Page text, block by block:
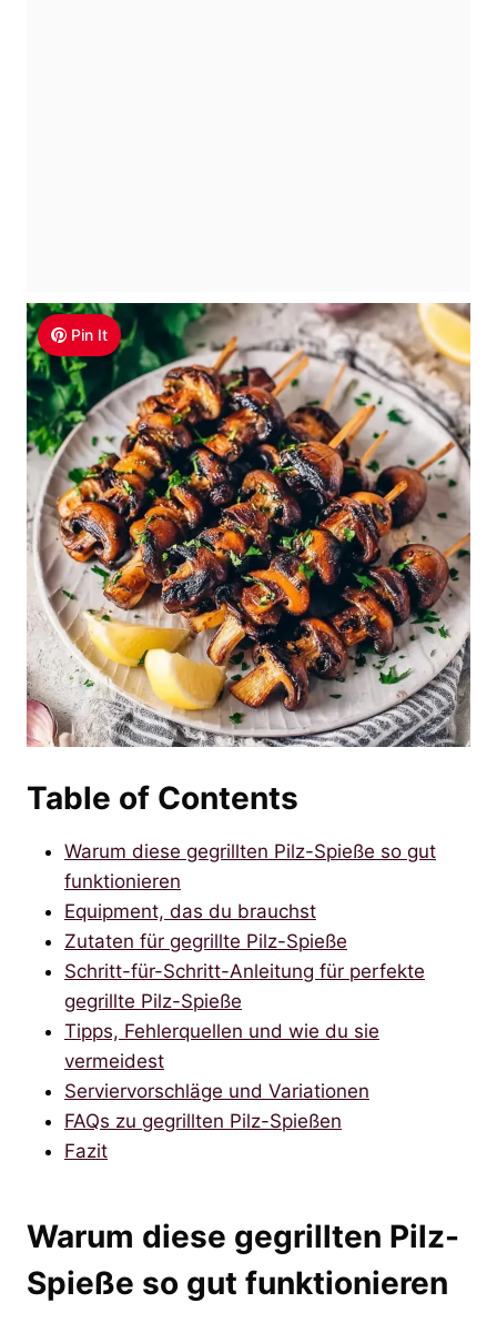
Pin It
Table of Contents
Warum diese gegrillten Pilz-Spieße so gut
funktionieren
Equipment, das du brauchst
Zutaten für gegrillte Pilz-Spieße
Schritt-für-Schritt-Anleitung für perfekte
gegrillte Pilz-Spieße
Tipps, Fehlerquellen und wie du sie
vermeidest
Serviervorschläge und Variationen
FAQs zu gegrillten Pilz-Spießen
Fazit
Warum diese gegrillten Pilz-
Spieße so gut funktionieren